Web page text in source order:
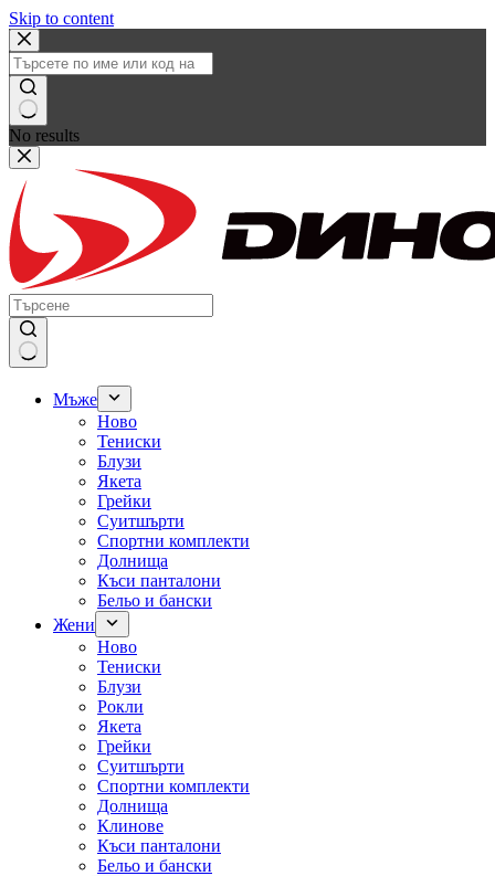
Skip to content
No results
Мъже
Ново
Тениски
Блузи
Якета
Грейки
Суитшърти
Спортни комплекти
Долнища
Къси панталони
Бельо и бански
Жени
Ново
Тениски
Блузи
Рокли
Якета
Грейки
Суитшърти
Спортни комплекти
Долнища
Клинове
Къси панталони
Бельо и бански